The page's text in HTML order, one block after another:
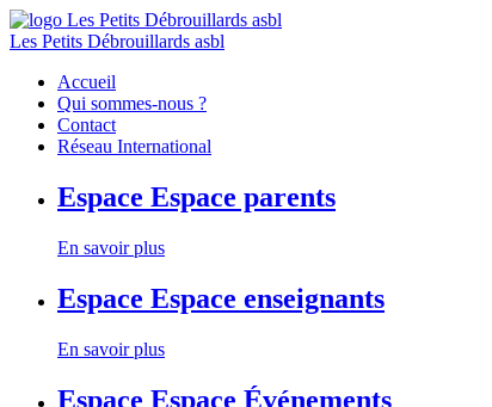
Les Petits Débrouillards asbl
Accueil
Qui sommes-nous ?
Contact
Réseau International
Espace Espace parents
En savoir plus
Espace Espace enseignants
En savoir plus
Espace Espace Événements